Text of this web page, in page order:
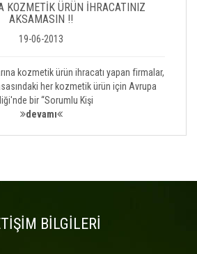
KOZMETİK ÜRÜN İHRACATINIZ
AKSAMASIN !!
19-06-2013
kozmetik ürün ihracatı yapan firmalar,
her kozmetik ürün için Avrupa
bir “Sorumlu Kişi
devamı
BİLGİLERİ